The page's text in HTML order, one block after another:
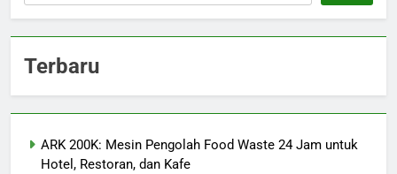
Terbaru
ARK 200K: Mesin Pengolah Food Waste 24 Jam untuk
Hotel, Restoran, dan Kafe